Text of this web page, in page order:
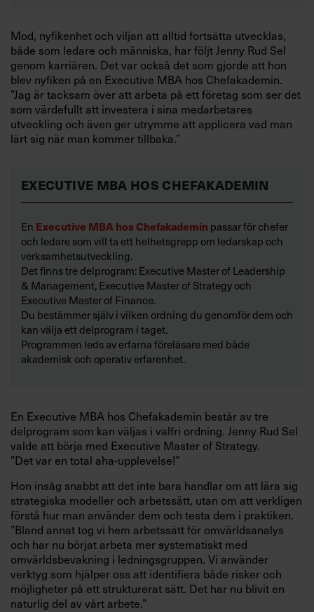
Mod, nyfikenhet och viljan att alltid fortsätta utvecklas,
både som ledare och människa, har följt Jenny Rud Sel
genom karriären. Det var också det som gjorde att hon
blev nyfiken på en Executive MBA hos Chefakademin.
”Jag är tacksam över att arbeta på ett företag som ser det
som värdefullt att investera i sina medarbetares
utveckling och även ger utrymme att applicera vad man
lärt sig när man kommer tillbaka.”
EXECUTIVE MBA HOS CHEFAKADEMIN
En Executive MBA hos Chefakademin passar för chefer
och ledare som vill ta ett helhetsgrepp om ledarskap och
verksamhetsutveckling.
Det finns tre delprogram: Executive Master of Leadership
& Management, Executive Master of Strategy och
Executive Master of Finance.
Du bestämmer själv i vilken ordning du genomför dem och
kan välja ett delprogram i taget.
Programmen leds av erfarna föreläsare med både
akademisk och operativ erfarenhet.
En Executive MBA hos Chefakademin består av tre
delprogram som kan väljas i valfri ordning. Jenny Rud Sel
valde att börja med Executive Master of Strategy.
”Det var en total aha-upplevelse!”
Hon insåg snabbt att det inte bara handlar om att lära sig
strategiska modeller och arbetssätt, utan om att verkligen
förstå hur man använder dem och testa dem i praktiken.
”Bland annat tog vi hem arbetssätt för omvärldsanalys
och har nu börjat arbeta mersystematiskt med
omvärldsbevakning i ledningsgruppen. Vi använder
verktyg som hjälper oss att identifiera både risker och
möjligheter på ett strukturerat sätt. Det har nu blivit en
naturlig del av vårt arbete.”